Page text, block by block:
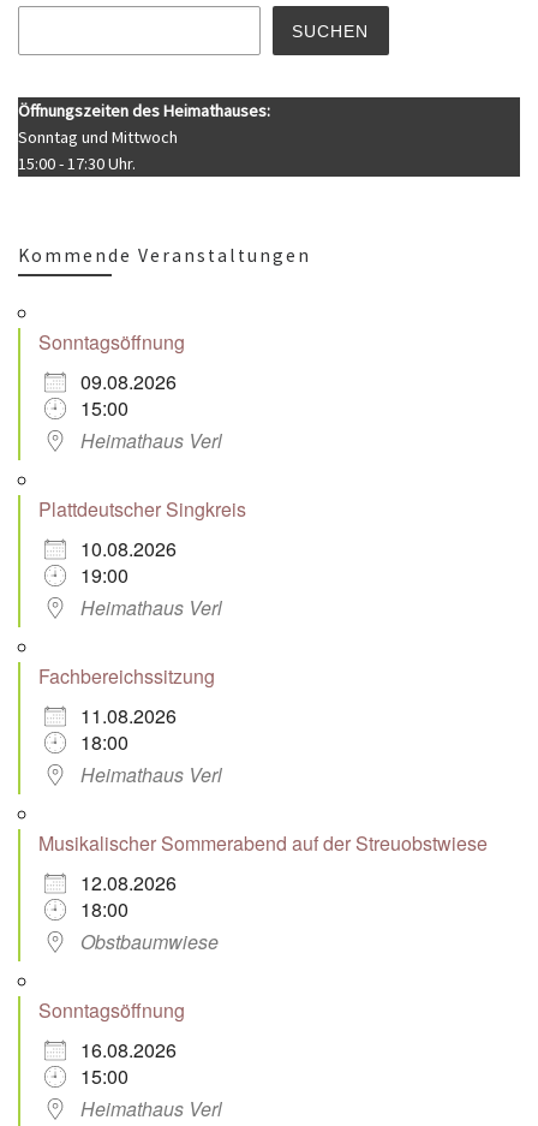
SUCHEN
Öffnungszeiten des Heimathauses:
Sonntag und Mittwoch
15:00 - 17:30 Uhr.
Kommende Veranstaltungen
Sonntagsöffnung
09.08.2026
15:00
Heimathaus Verl
Plattdeutscher Singkreis
10.08.2026
19:00
Heimathaus Verl
Fachbereichssitzung
11.08.2026
18:00
Heimathaus Verl
Musikalischer Sommerabend auf der Streuobstwiese
12.08.2026
18:00
Obstbaumwiese
Sonntagsöffnung
16.08.2026
15:00
Heimathaus Verl